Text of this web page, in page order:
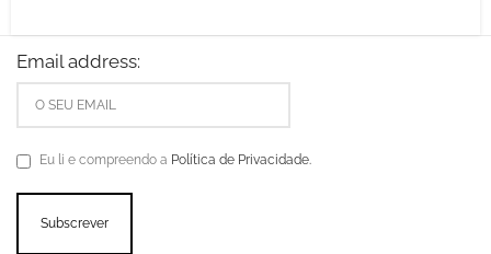
Email address:
Eu li e compreendo a Política de Privacidade.